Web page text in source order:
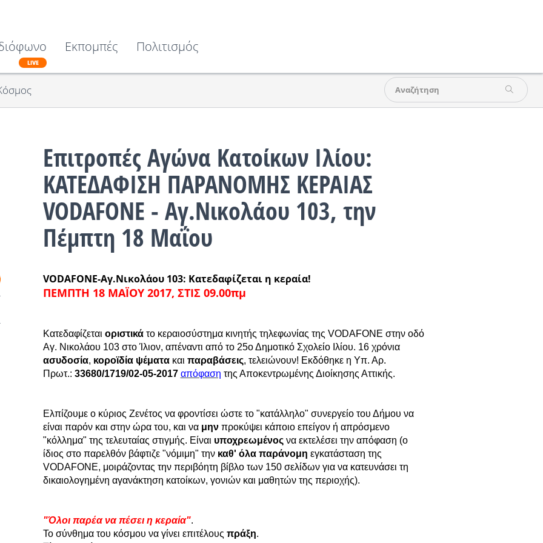
LIVE
Εκπομπές Πολιτισμός
Επιτροπές Αγώνα Κατοίκων Ιλίου:
ΚΑΤΕΔΑΦΙΣΗ ΠΑΡΑΝΟΜΗΣ ΚΕΡΑΙΑΣ
VODAFONE - Αγ.Νικολάου 103, την
Πέμπτη 18 Μαΐου
VODAFONE-Αγ.Νικολάου 103: Κατεδαφίζεται η κεραία!
ΠΕΜΠΤΗ 18 ΜΑΪΟΥ 2017, ΣΤΙΣ 09.00πμ
Κατεδαφίζεται οριστικά το κεραιοσύστημα κινητής τηλεφωνίας της VODAFONE στην οδό
Αγ. Νικολάου 103 στο Ίλιον, απέναντι από το 25ο Δημοτικό Σχολείο Ιλίου. 16 χρόνια
ασυδοσία, κοροϊδία ψέματακαι παραβάσεις, τελειώνουν! Εκδόθηκε η Υπ. Αρ.
Πρωτ.: 33680/1719/02-05-2017 απόφαση της Αποκεντρωμένης Διοίκησης Αττικής.
Ελπίζουμε ο κύριος Ζενέτος να φροντίσει ώστε το "κατάλληλο" συνεργείο του Δήμου να
είναι παρόν και στην ώρα του, και να μηνπροκύψει κάποιο επείγον ή απρόσμενο
"κόλλημα" της τελευταίας στιγμής. Είναι υποχρεωμένοςνα εκτελέσει την απόφαση (ο
ίδιος στο παρελθόν βάφτιζε "νόμιμη" την καθ' όλα παράνομη εγκατάσταση της
VODAFONE, μοιράζοντας την περιβόητη βίβλο των 150 σελίδων για να κατευνάσει τη
δικαιολογημένη αγανάκτηση κατοίκων, γονιών και μαθητών της περιοχής).
"Όλοι παρέα να πέσει η κεραία".
Το σύνθημα του κόσμου να γίνει επιτέλους πράξη.